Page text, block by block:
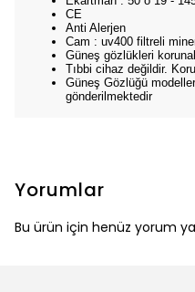
CE
Anti Alerjen
Cam : uv400 filtreli
Güneş gözlükleri
Tıbbi cihaz değildir.
Güneş Gözlüğü
gönderilmektedir
Yorumlar
Bu ürün için henüz yorum